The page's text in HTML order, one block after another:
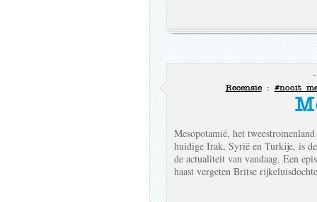
Recensie: #nooit
Mesopotamië, het
huidige Irak, Syrië en Turkije, is
de actualiteit van vandaag. Een
haast vergeten Britse